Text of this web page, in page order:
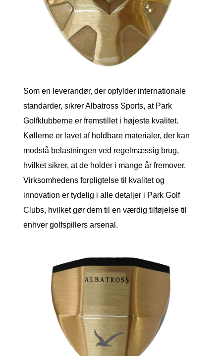
Som en leverandør, der opfylder internationale
standarder, sikrer Albatross Sports, at Park
Golfklubberne er fremstillet i højeste kvalitet.
Køllerne er lavet af holdbare materialer, der kan
modstå belastningen ved regelmæssig brug,
hvilket sikrer, at de holder i mange år fremover.
Virksomhedens forpligtelse til kvalitet og
innovation er tydelig i alle detaljer i Park Golf
Clubs, hvilket gør dem til en værdig tilføjelse til
enhver golfspillers arsenal.